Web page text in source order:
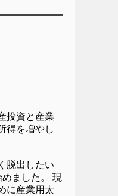
投資と産業
得を増やし
脱出したい
ました。 現
に産業用太